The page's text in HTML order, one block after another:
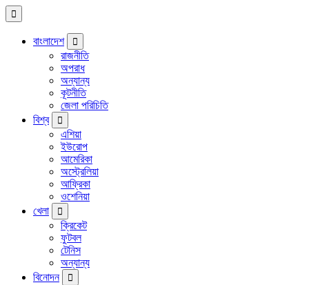
বাংলাদেশ
রাজনীতি
অপরাধ
অন্যান্য
কূটনীতি
জেলা পরিচিতি
বিশ্ব
এশিয়া
ইউরোপ
আমেরিকা
অস্ট্রেলিয়া
আফ্রিকা
ওশেনিয়া
খেলা
ক্রিকেট
ফুটবল
টেনিস
অন্যান্য
বিনোদন